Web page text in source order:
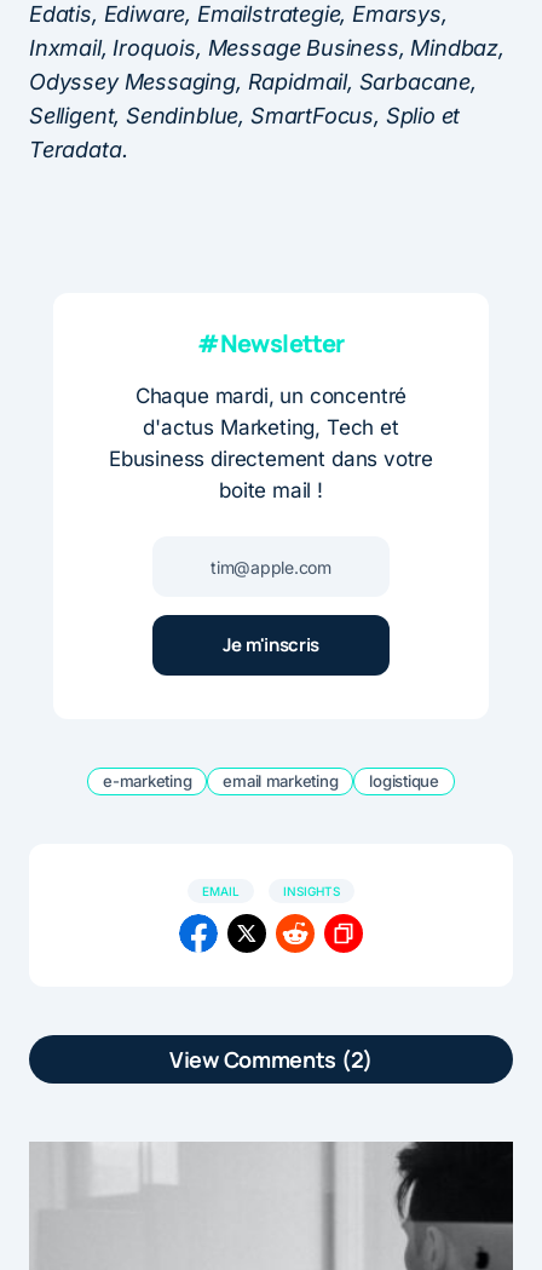
Edatis, Ediware, Emailstrategie, Emarsys,
Inxmail, Iroquois, Message Business, Mindbaz,
Odyssey Messaging, Rapidmail, Sarbacane,
Selligent, Sendinblue, SmartFocus, Splio et
Teradata.
#Newsletter
Chaque mardi, un concentré
d'actus Marketing, Tech et
Ebusiness directement dans votre
boite mail !
e-marketing email marketing logistique
EMAIL INSIGHTS
View Comments (2)
volumes d’envois continuent de chuter
en France est apparu en premier sur
Email marketing : les volumes d’envois continuent de chuter en